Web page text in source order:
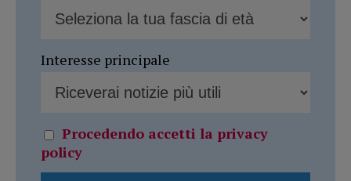
Interesse principale
Procedendo accetti la privacy
policy